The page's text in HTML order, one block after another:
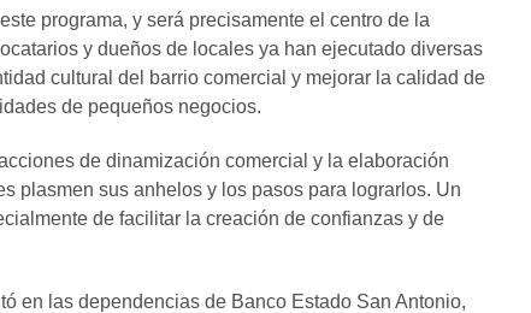
programa, y será precisamente el centro de la
y dueños de locales ya han ejecutado diversas
cultural del barrio comercial y mejorar la calidad de
de pequeños negocios.
de dinamización comercial y la elaboración
plasmen sus anhelos y los pasos para lograrlos. Un
de facilitar la creación de confianzas y de
en las dependencias de Banco Estado San Antonio,